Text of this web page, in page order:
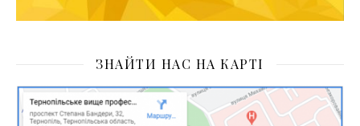
ЗНАЙТИ НАС НА КАРТІ